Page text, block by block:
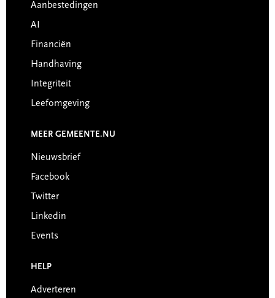
Aanbestedingen
AI
Financiën
Handhaving
Integriteit
Leefomgeving
MEER GEMEENTE.NU
Nieuwsbrief
Facebook
Twitter
Linkedin
Events
HELP
Adverteren